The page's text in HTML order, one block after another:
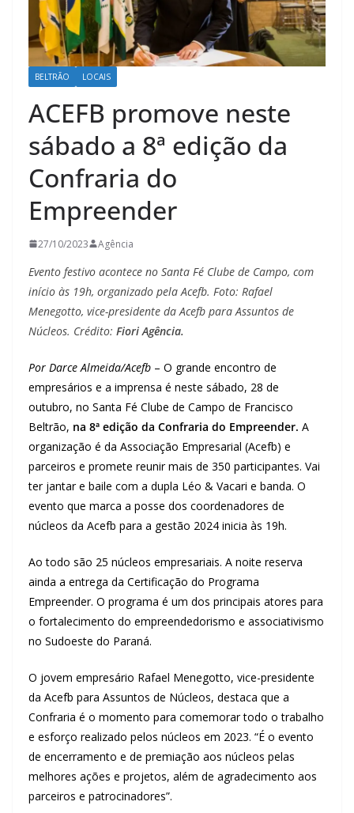
BELTRÃO LOCAIS
ACEFB promove neste
sábado a 8ª edição da
Confraria do
Empreender
27/10/2023 Agência
Evento festivo acontece no Santa Fé Clube de Campo, com
início às 19h, organizado pela Acefb. Foto: Rafael
Menegotto, vice-presidente da Acefb para Assuntos de
Núcleos. Crédito: Fiori Agência.
Por Darce Almeida/Acefb – O grande encontro de
empresários e a imprensa é neste sábado, 28 de
outubro, no Santa Fé Clube de Campo de Francisco
Beltrão, na 8ª edição da Confraria do Empreender. A
organização é da Associação Empresarial (Acefb) e
parceiros e promete reunir mais de 350 participantes. Vai
ter jantar e baile com a dupla Léo & Vacari e banda. O
evento que marca a posse dos coordenadores de
núcleos da Acefb para a gestão 2024 inicia às 19h.
Ao todo são 25 núcleos empresariais. A noite reserva
ainda a entrega da Certificação do Programa
Empreender. O programa é um dos principais atores para
o fortalecimento do empreendedorismo e associativismo
no Sudoeste do Paraná.
O jovem empresário Rafael Menegotto, vice-presidente
da Acefb para Assuntos de Núcleos, destaca que a
Confraria é o momento para comemorar todo o trabalho
e esforço realizado pelos núcleos em 2023. “É o evento
de encerramento e de premiação aos núcleos pelas
melhores ações e projetos, além de agradecimento aos
parceiros e patrocinadores”.